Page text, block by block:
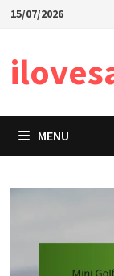
Skip15/07/2026
MENU